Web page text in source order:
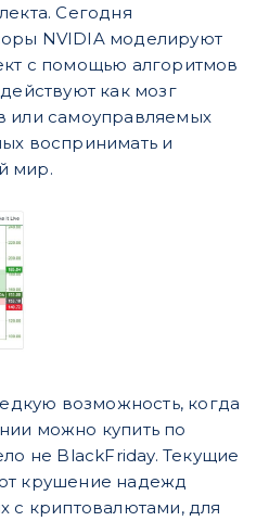
Сегодня
NVIDIA моделируют
с помощью алгоритмов
как мозг
или самоуправляемых
воспринимать и
мир.
возможность, когда
можно купить по
не BlackFriday. Текущие
крушение надежд
с криптовалютами, для